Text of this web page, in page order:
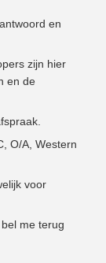
en
zijn hier
en de
O/A, Western
voor
me terug